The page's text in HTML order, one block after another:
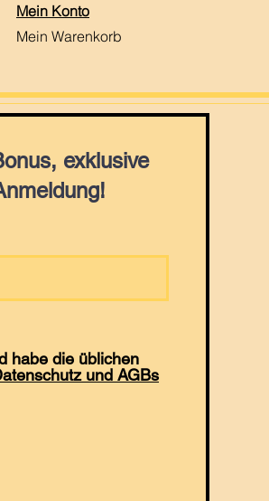
Mein Konto
Mein Warenkorb
exklusive
habe die üblichen
und AGBs